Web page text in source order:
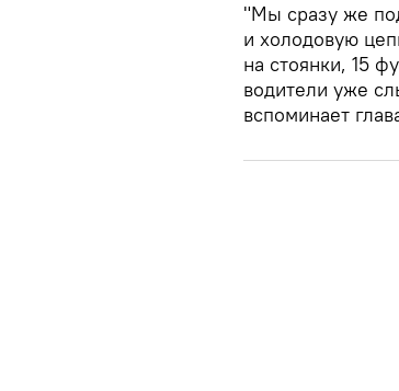
"Мы сразу же
и холодовую
на стоянки, 15
водители уже
вспоминает